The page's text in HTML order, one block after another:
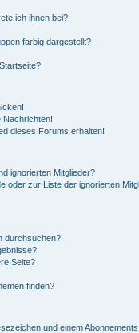
ich ihnen bei?
farbig dargestellt?
Nachrichten!
dieses Forums erhalten!
ignorierten Mitglieder?
oder zur Liste der ignorierten
durchsuchen?
Seite?
finden?
und einem